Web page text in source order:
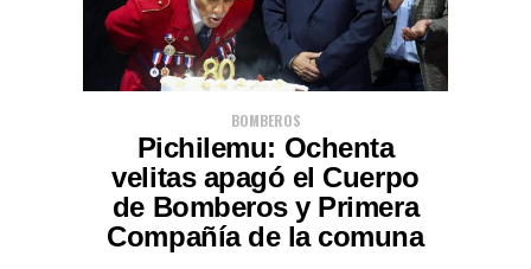
BOMBEROS
Pichilemu: Ochenta
velitas apagó el Cuerpo
de Bomberos y Primera
Compañía de la comuna